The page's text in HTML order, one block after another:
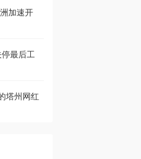
加速开
最后工
塔州网红